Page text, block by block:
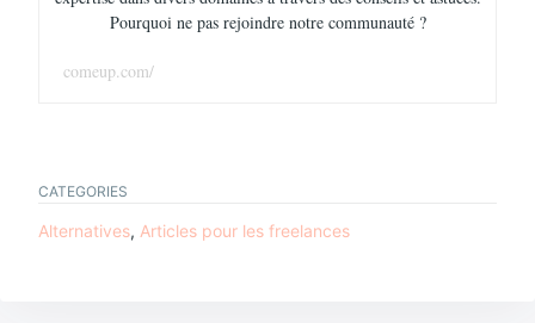
Pourquoi ne pas rejoindre notre communauté ?
comeup.com/
CATEGORIES
Alternatives, Articles pour les freelances